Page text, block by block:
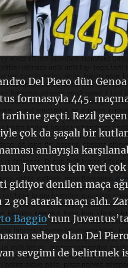
Del Piero dün Genoa
formasıyla 445.
geçti. Rezil geçen
çok da şaşalı bir
anlayışla
Juventus için yeri çok
gidiyor denilen maça
gol atarak maçı aldı.
Baggio‘nun
sebep olan Del
sevgimi de belirtmek